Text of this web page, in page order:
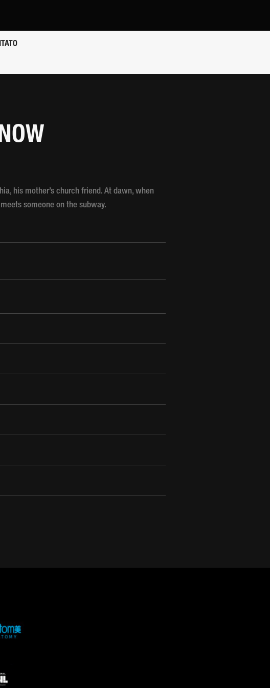
his mother’s church friend. At dawn, when
someone on the subway.